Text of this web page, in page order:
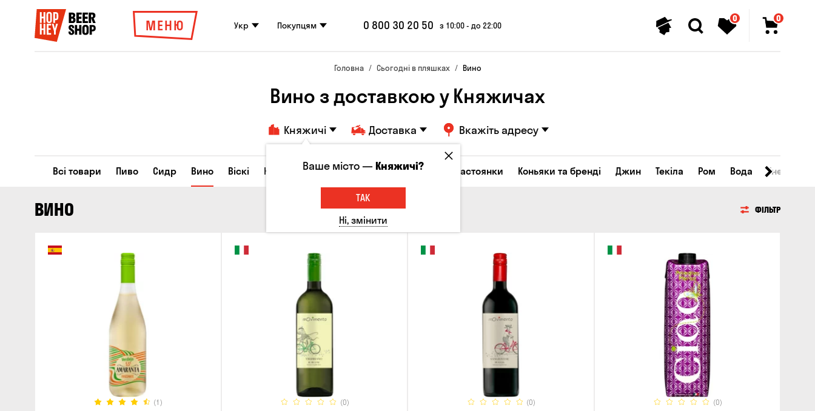
МЕНЮ Укр Покупцям 0 800 30 20 50 з 10:00 - до 22:00
0 0
Головна Сьогодні в пляшках Вино
Вино з доставкою у Княжичах
Княжичі Доставка Вкажіть адресу
Всі товари Пиво Сидр Вино Віскі Коктейлі Горілка Соджу Лікери та настоянки Коньяки та бренді Джин Текіла Ром Вода
ВИНО ФІЛЬТР
(1) (0) (0) (0)
Ваше місто —Княжичі?
ТАК
Ні, змінити